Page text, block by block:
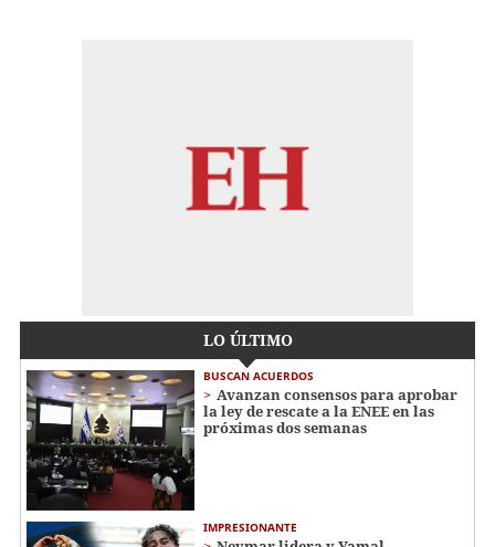
LO ÚLTIMO
BUSCAN ACUERDOS
Avanzan consensos para aprobar
la ley de rescate a la ENEE en las
próximas dos semanas
IMPRESIONANTE